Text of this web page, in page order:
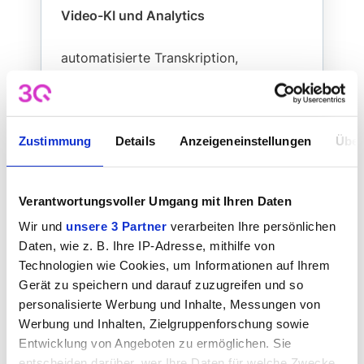
Zustimmung Details Anzeigeneinstellungen
Verantwortungsvoller Umgang mit Ihren Daten
Wir und unsere 3 Partner verarbeiten Ihre persönlichen
Daten, wie z. B. Ihre IP-Adresse, mithilfe von
Technologien wie Cookies, um Informationen auf Ihrem
Gerät zu speichern und darauf zuzugreifen und so
personalisierte Werbung und Inhalte, Messungen von
Werbung und Inhalten, Zielgruppenforschung sowie
Entwicklung von Angeboten zu ermöglichen. Sie
Video-KI und Analytics
automatisierte Transkription,
Einfache Einbettung & barrierefreie
Nutzung
Sie können Streams barrierefrei per
IFrame oder JavaScript einbinden –
auch CMP-fähig für
datenschutzgerechte Einwilligungen.